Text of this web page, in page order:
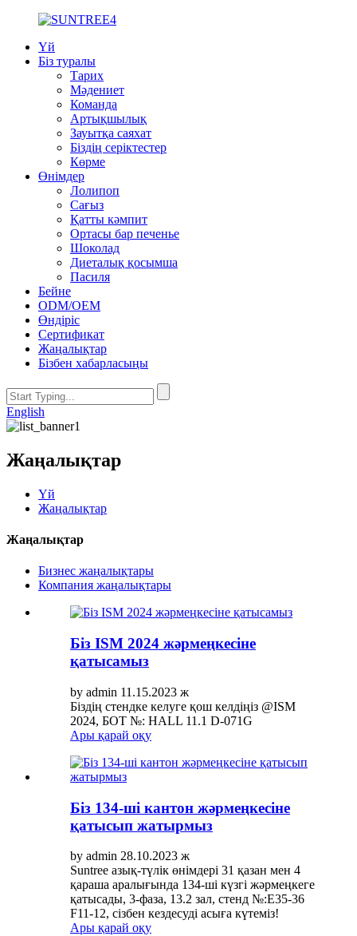
Үй
Біз туралы
Тарих
Мәдениет
Команда
Артықшылық
Зауытқа саяхат
Біздің серіктестер
Көрме
Өнімдер
Лолипоп
Сағыз
Қатты кәмпит
Ортасы бар печенье
Шоколад
Диеталық қосымша
Пасиля
Бейне
ODM/OEM
Өндіріс
Сертификат
Жаңалықтар
Бізбен хабарласыңы
English
Жаңалықтар
Үй
Жаңалықтар
Жаңалықтар
Бизнес жаңалықтары
Компания жаңалықтары
Біз ISM 2024 жәрмеңкесіне
қатысамыз
by admin 11.15.2023 ж
Біздің стендке келуге қош келдіңіз @ISM
2024, БОТ №: HALL 11.1 D-071G
Ары қарай оқу
Біз 134-ші кантон жәрмеңкесіне
қатысып жатырмыз
by admin 28.10.2023 ж
Suntree азық-түлік өнімдері 31 қазан мен 4
қараша аралығында 134-ші күзгі жәрмеңкеге
қатысады, 3-фаза, 13.2 зал, стенд №:E35-36
F11-12, сізбен кездесуді асыға күтеміз!
Ары қарай оқу